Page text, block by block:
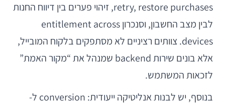
retry, restore purchases, זיהוי פערים בין דיווח החנות
לבין מצב החשבון, וסנכרון entitlement across
devices. צוותים רציניים לא מסתפקים בלקוח המובייל,
אלא בונים שירות backend שמנהל את “מקור האמת”
לזכאות המשתמש.
בנוסף, יש לבנות אנליטיקה ייעודית: conversion ל-